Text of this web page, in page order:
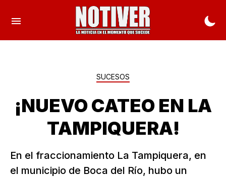
SUCESOS
¡NUEVO CATEO EN LA
TAMPIQUERA!
En el fraccionamiento La Tampiquera, en
el municipio de Boca del Río, hubo un